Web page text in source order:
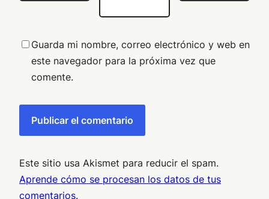
Guarda mi nombre, correo electrónico y web en
este navegador para la próxima vez que
comente.
Este sitio usa Akismet para reducir el spam.
Aprende cómo se procesan los datos de tus
comentarios.